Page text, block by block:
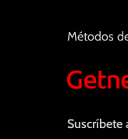
Métodos
Suscríbete